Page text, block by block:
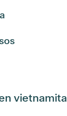
vietnamita